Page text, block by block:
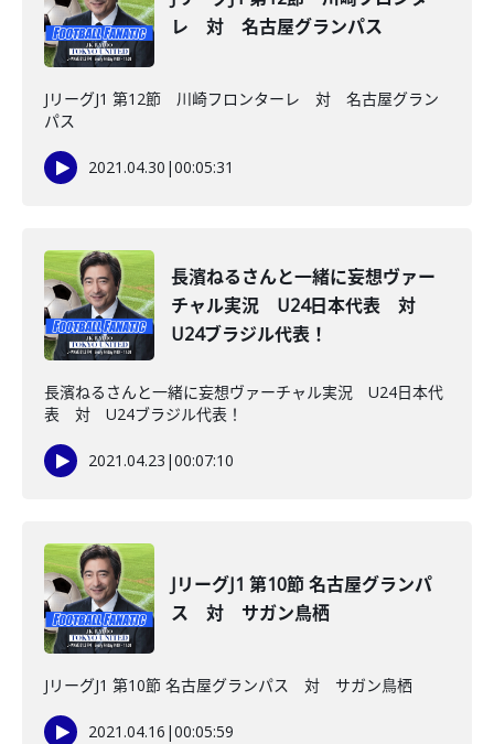
レ 対 名古屋グランパス
JリーグJ1 第12節 川崎フロンターレ 対 名古屋グラン
パス
2021.04.30 |00:05:31
長濱ねるさんと一緒に妄想ヴァー
チャル実況 U24日本代表 対
U24ブラジル代表！
長濱ねるさんと一緒に妄想ヴァーチャル実況 U24日本代
表 対 U24ブラジル代表！
2021.04.23 |00:07:10
JリーグJ1 第10節 名古屋グランパ
ス 対 サガン鳥栖
JリーグJ1 第10節 名古屋グランパス 対 サガン鳥栖
2021.04.16 |00:05:59